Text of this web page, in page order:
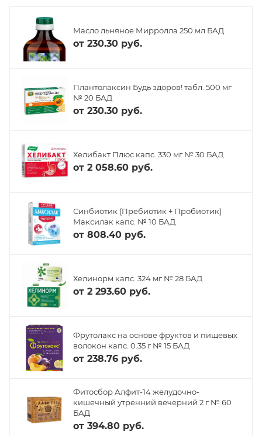
Масло льняное Мирролла 250 мл БАД
от 230.30 руб.
Плантолаксин Будь здоров! табл. 500 мг
№ 20 БАД
от 230.30 руб.
Хелибакт Плюс капс. 330 мг № 30 БАД
от 2 058.60 руб.
Синбиотик (Пребиотик + Пробиотик)
Максилак капс. № 10 БАД
от 808.40 руб.
Хелинорм капс. 324 мг № 28 БАД
от 2 293.60 руб.
Фрутолакс на основе фруктов и пищевых
волокон капс. 0.35 г № 15 БАД
от 238.76 руб.
Фитосбор Алфит-14 желудочно-
кишечный утренний вечерний 2 г № 60
БАД
от 394.80 руб.